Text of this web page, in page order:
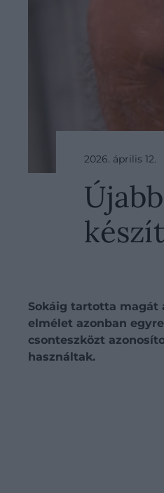
2026. április
Sokáig tartotta magát
elmélet azonban
csonteszközt
használtak.